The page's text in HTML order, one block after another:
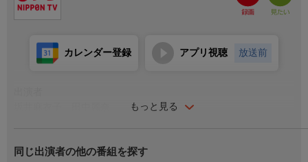
もっと見る
カレンダー登録 アプリ視聴 放送前
岩崎愁斗…尾崎匠海(INI)
同じ出演者の他の番組を探す